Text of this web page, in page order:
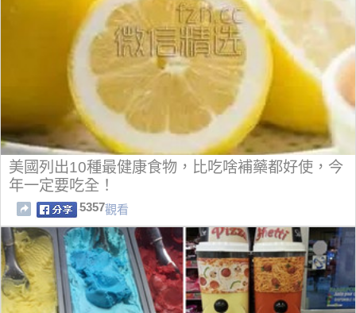
美國列出10種最健康食物，比吃啥補藥都好使，今
年一定要吃全！
5357觀看